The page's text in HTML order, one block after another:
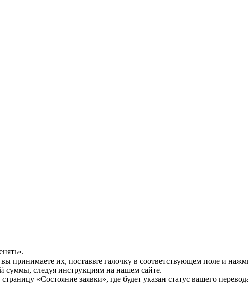
принимаете их, поставьте галочку в соответствующем поле и
суммы, следуя инструкциям на нашем сайте.
«Состояние заявки», где будет указан статус вашего